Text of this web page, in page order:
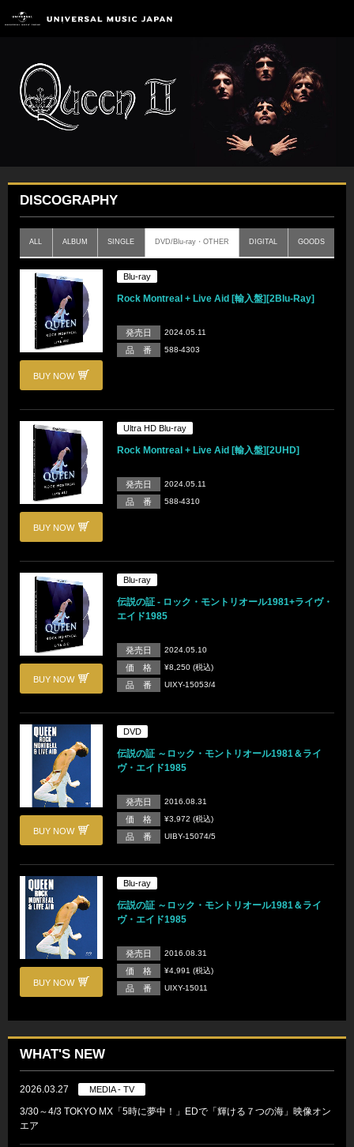
DISCOGRAPHY
ALL ALBUM SINGLE DVD/Blu-ray・OTHER DIGITAL GOODS
BUY NOW
Blu-ray
Rock Montreal + Live Aid [輸入盤][2Blu-Ray]
発売日 2024.05.11
品 番 588-4303
BUY NOW
Ultra HD Blu-ray
Rock Montreal + Live Aid [輸入盤][2UHD]
発売日 2024.05.11
品 番 588-4310
BUY NOW
Blu-ray
伝説の証 - ロック・モントリオール1981+ライヴ・
エイド1985
発売日 2024.05.10
価 格 ¥8,250 (税込)
品 番 UIXY-15053/4
BUY NOW
DVD
伝説の証 ～ロック・モントリオール1981＆ライ
ヴ・エイド1985
発売日 2016.08.31
価 格 ¥3,972 (税込)
品 番 UIBY-15074/5
BUY NOW
Blu-ray
伝説の証 ～ロック・モントリオール1981＆ライ
ヴ・エイド1985
発売日 2016.08.31
価 格 ¥4,991 (税込)
品 番 UIXY-15011
WHAT'S NEW
2026.03.27 MEDIA - TV
3/30～4/3 TOKYO MX「5時に夢中！」EDで「輝ける７つの海」映像オン
エア